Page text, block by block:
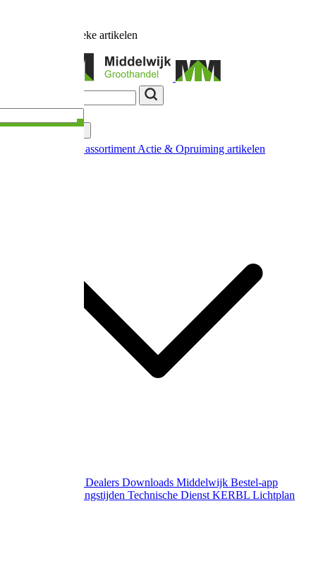
unieke artikelen
Nieuw in ons assortiment Actie & Opruiming artikelen
Dealers Downloads Middelwijk Bestel-app
Gewijzigde openingstijden Technische Dienst KERBL Lichtplan